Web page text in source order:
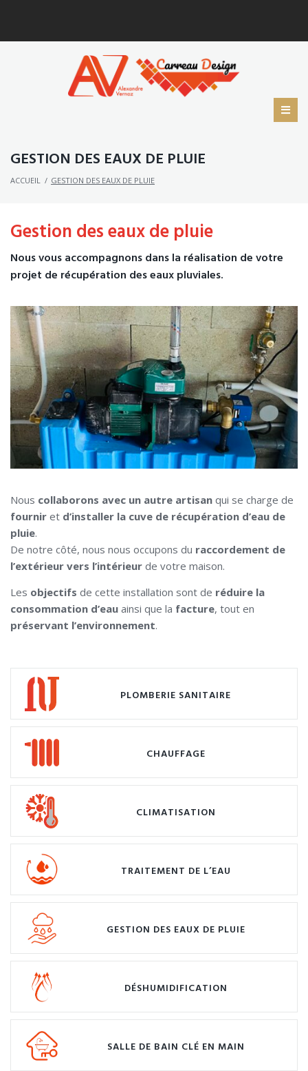
GESTION DES EAUX DE PLUIE
ACCUEIL / GESTION DES EAUX DE PLUIE
Gestion des eaux de pluie
Nous vous accompagnons dans la réalisation de votre
projet de récupération des eaux pluviales.
Nous collaborons avec un autre artisan qui se charge de
fournir et d’installer la cuve de récupération d’eau de
pluie.
De notre côté, nous nous occupons du raccordement de
l’extérieur vers l’intérieur de votre maison.
Les objectifs de cette installation sont de réduire la
consommation d’eau ainsi que la facture, tout en
préservant l’environnement.
PLOMBERIE SANITAIRE
CHAUFFAGE
CLIMATISATION
TRAITEMENT DE L’EAU
GESTION DES EAUX DE PLUIE
DÉSHUMIDIFICATION
SALLE DE BAIN CLÉ EN MAIN